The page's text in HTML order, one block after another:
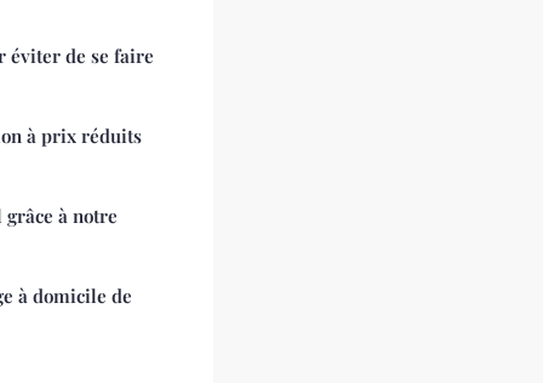
éviter de se faire
à prix réduits
à notre
à domicile de